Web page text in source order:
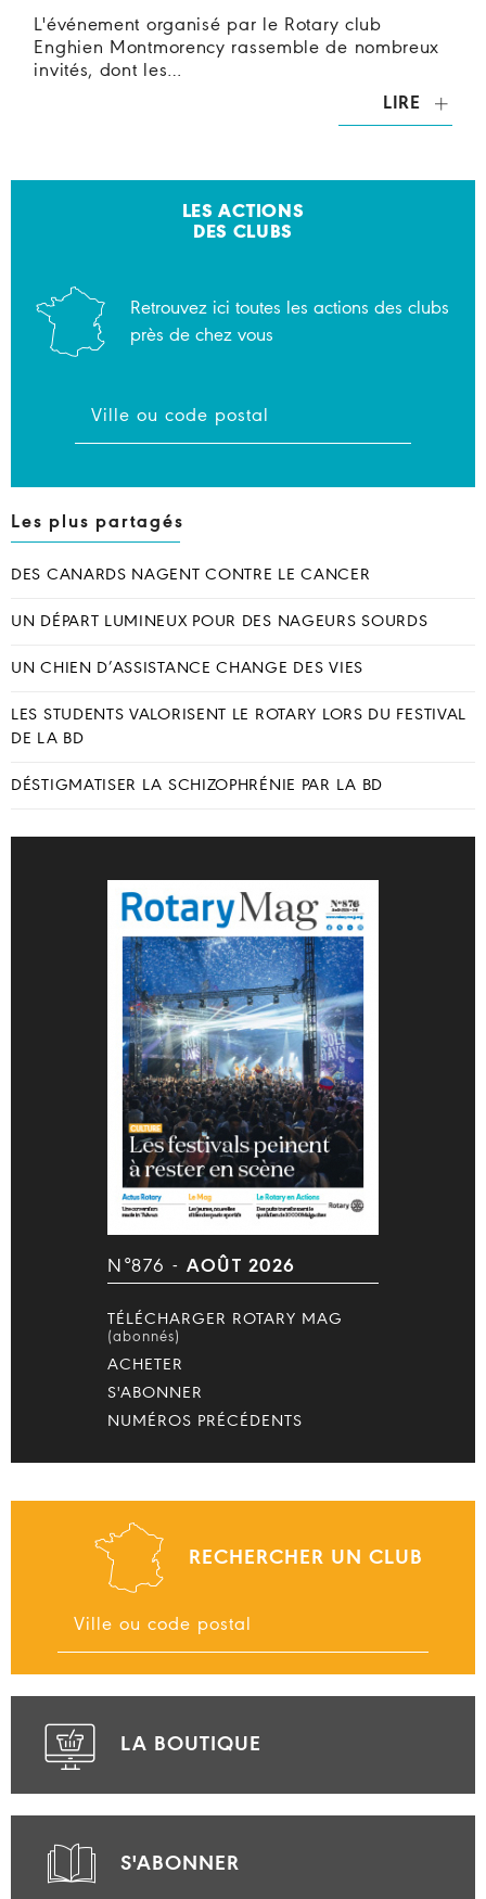
L'événement organisé par le Rotary club
Enghien Montmorency rassemble de nombreux
invités, dont les…
LIRE
LES ACTIONS
DES CLUBS
Retrouvez ici toutes les actions des clubs
près de chez vous
Les plus partagés
DES CANARDS NAGENT CONTRE LE CANCER
UN DÉPART LUMINEUX POUR DES NAGEURS SOURDS
UN CHIEN D’ASSISTANCE CHANGE DES VIES
LES STUDENTS VALORISENT LE ROTARY LORS DU FESTIVAL
DE LA BD
DÉSTIGMATISER LA SCHIZOPHRÉNIE PAR LA BD
N°876 - AOÛT 2026
TÉLÉCHARGER ROTARY MAG
(abonnés)
ACHETER
S'ABONNER
NUMÉROS PRÉCÉDENTS
RECHERCHER UN CLUB
LA BOUTIQUE
S'ABONNER